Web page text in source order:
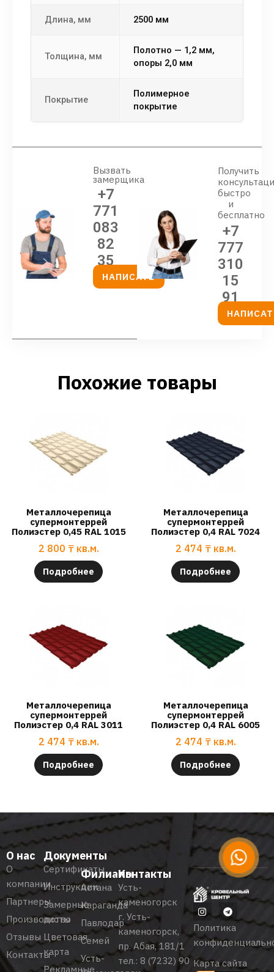
Длина, мм 2500 мм
Толщина, мм
полотно — 1,2 мм,
опоры 2,0 мм
Покрытие
полимерное
покрытие
Вызвать
замерщика
+7
771
083
82
35
НАПИСАТЬ
Получить
быстро
и
бесплатно
+7
777
310
15
91
Похожие товары
Металлочерепица
супермонтеррей
Полиэстер 0,45 RAL 1015
2 800 ₸ кв.м.
Подробнее
Металлочерепица
супермонтеррей
Полиэстер 0,4 RAL 7024
2 474 ₸ кв.м.
Подробнее
Металлочерепица
супермонтеррей
Полиэстер 0,4 RAL 3011
2 474 ₸ кв.м.
Подробнее
Металлочерепица
супермонтеррей
Полиэстер 0,4 RAL 6005
2 474 ₸ кв.м.
Подробнее
О нас
О
компании
Партнеры
Производство
Отзывы
Контакты
Документы
Сертификаты
Инструкции
Замерные
листы
Цветовая
карта
Рекламные
Филиалы
Астана
Караганда
Павлодар
Семей
Усть-
Контакты
Усть-
каменогорск
г. Усть-
каменогорск,
пр. Абая, 181/1
тел.:8 (7232) 90
Политика
Карта сайта